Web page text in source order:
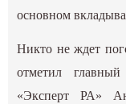
основном
Никто не ждет
отметил главный
«Эксперт РА»